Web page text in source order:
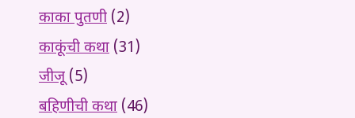
काका पुतणी (2)
काकूंची कथा (31)
जीजू(5)
बहिणीची कथा (46)